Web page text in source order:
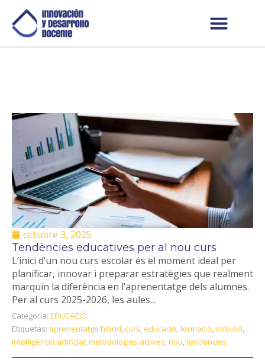
octubre 3, 2025
Tendències educatives per al nou curs
L’inici d’un nou curs escolar és el moment ideal per
planificar, innovar i preparar estratègies que realment
marquin la diferència en l’aprenentatge dels alumnes.
Per al curs 2025-2026, les aules...
Categoría: EDUCACIÓ
Etiquetas: aprenentatge híbrid,curs,educació,formació,inclusió,
intel·ligència artificial,metodologies actives,nou,tendències